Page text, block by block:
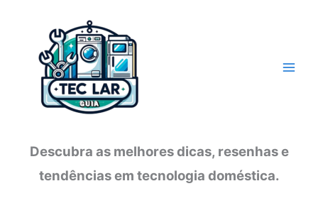
conteúdo
Descubra as melhores dicas, resenhas e
tendências em tecnologia doméstica.